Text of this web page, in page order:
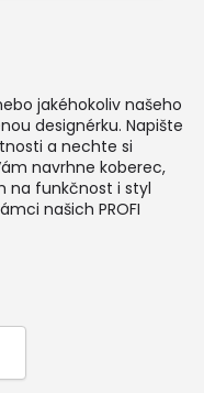
jakéhokoliv našeho
designérku. Napište
a nechte si
navrhne koberec,
na funkčnost i styl
našich PROFI